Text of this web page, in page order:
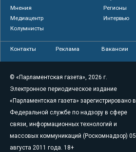
Мнения
Регионы
Медиацентр
Интервью
Колумнисты
Контакты Реклама Вакансии
© «Парламентская газета», 2026 г.
Электронное периодическое издание
«Парламентская газета» зарегистрировано в
Федеральной службе по надзору в сфере
связи, информационных технологий и
массовых коммуникаций (Роскомнадзор) 05
августа 2011 года. 18+